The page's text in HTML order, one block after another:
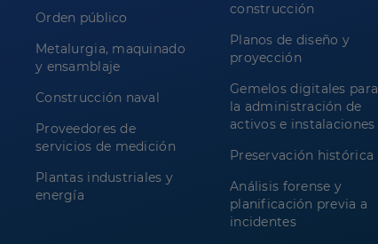
Orden público
Metalurgia, maquinado
y ensamblaje
Construcción naval
Proveedores de
servicios de medición
Plantas industriales y
energía
construcción
Planos de diseño y
proyección
Gemelos digitales para
la administración de
activos e instalaciones
Preservación histórica
Análisis forense y
planificación previa a
incidentes